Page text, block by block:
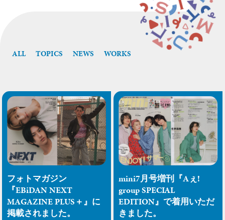
ALL TOPICS NEWS WORKS
フォトマガジン
『EBiDAN NEXT
MAGAZINE PLUS＋』に
掲載されました。
mini7月号増刊『Aぇ!
group SPECIAL
EDITION』で着用いただ
きました。